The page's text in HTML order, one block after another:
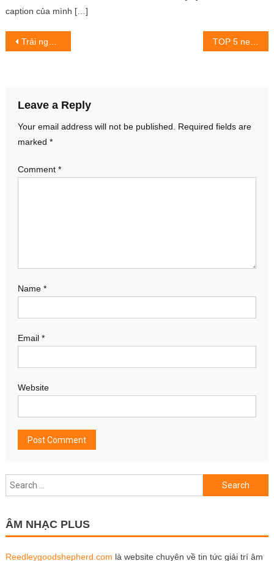
caption của mình […]
Post
Trải nghiệm chuyên nghiệp cho các chuyên gia tuyển dụng TOP 5 new tính năng của iPhone 14 Pro Max cực hay ho và hữu ích
Leave a Reply
Your email address will not be published. Required fields are
marked *
Comment *
Name *
Email *
Website
Search
for:
ÂM NHẠC PLUS
Reedleygoodshepherd.com là website chuyên về tin tức giải trí âm